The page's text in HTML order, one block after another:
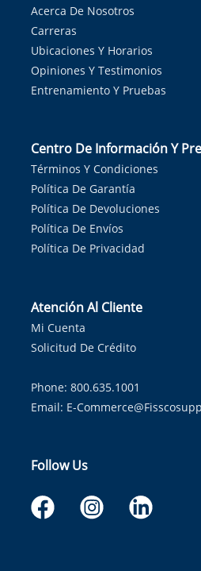
Acerca De Nosotros
Carreras
Ubicaciones Y Horarios
Opiniones Y Testimonios
Entrenamiento Y Pruebas
Centro De Información Y
Términos Y Condiciones
Política De Garantía
Política De Devoluciones
Política De Envíos
Política De Privacidad
Atención Al Cliente
Mi Cuenta
Solicitud De Crédito
Phone: 800.635.1001
Email: E-
Follow Us